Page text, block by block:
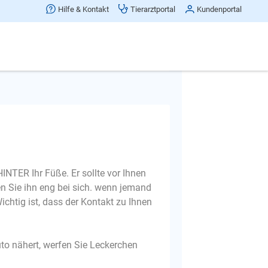
Hilfe & Kontakt Tierarztportal Kundenportal
Ihr Füße. Er sollte vor Ihnen
Sie ihn eng bei sich. wenn jemand
ist, dass der Kontakt zu Ihnen
nähert, werfen Sie Leckerchen